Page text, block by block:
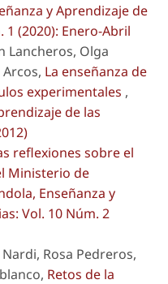
y Aprendizaje de
1 (2020): Enero-Abril
Lancheros, Olga
La enseñanza de
experimentales ,
de las
reflexiones sobre el
Ministerio de
Enseñanza y
Vol. 10 Núm. 2
Rosa Pedreros,
Retos de la